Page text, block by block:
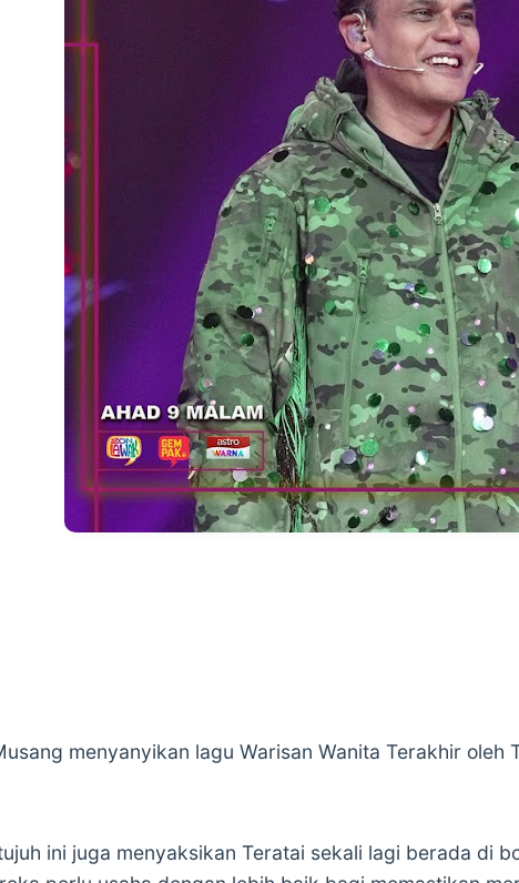
menyanyikan lagu Warisan Wanita Terakhir oleh
ini juga menyaksikan Teratai sekali lagi berada di